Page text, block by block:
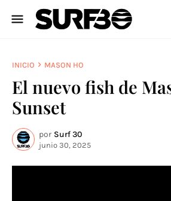
INICIO MASON HO
El nuevo fish de
Sunset
por Surf 30
junio 30, 2025